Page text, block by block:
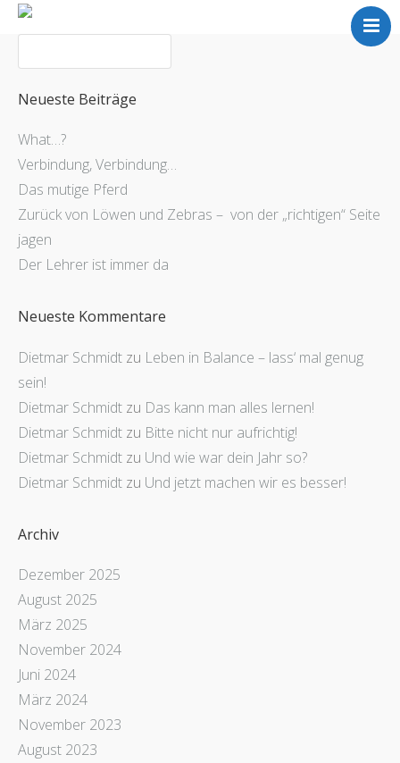
Home
Meine Arbeit
Über mich
Referenzen
Kontakt
Blog
Neueste Beiträge
What…?
Verbindung, Verbindung…
Das mutige Pferd
Zurück von Löwen und Zebras – von der „richtigen“ Seite
jagen
Der Lehrer ist immer da
Neueste Kommentare
Dietmar Schmidt zu Leben in Balance – lass‘ mal genug
sein!
Dietmar Schmidt zu Das kann man alles lernen!
Dietmar Schmidt zu Bitte nicht nur aufrichtig!
Dietmar Schmidt zu Und wie war dein Jahr so?
Dietmar Schmidt zu Und jetzt machen wir es besser!
Archiv
Dezember 2025
August 2025
März 2025
November 2024
Juni 2024
März 2024
November 2023
August 2023